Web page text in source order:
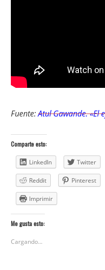
Fuente:Atul Gawande. «El
Comparte esto:
LinkedIn Twitter
Reddit Pinterest
Imprimir
Me gusta esto:
Cargando...